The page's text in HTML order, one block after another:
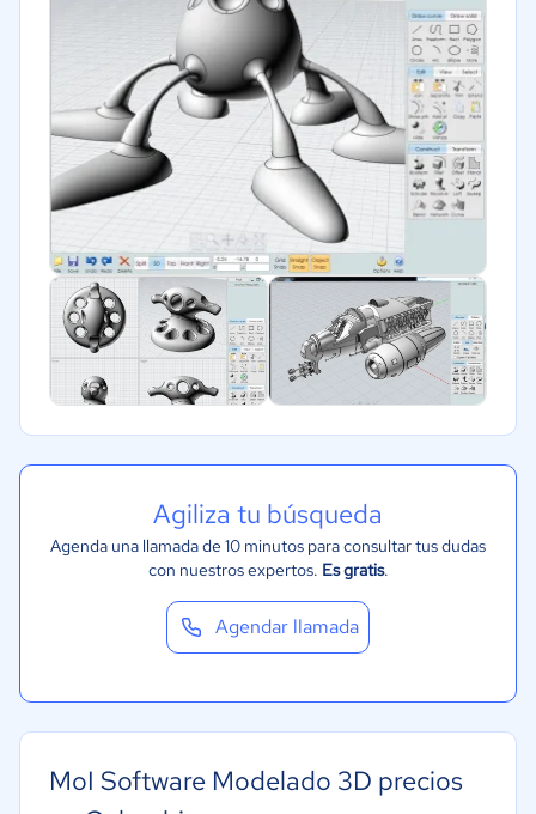
Agiliza tu búsqueda
Agenda una llamada de 10 minutos para consultar tus dudas
con nuestros expertos. Es gratis.
Agendar llamada
MoI Software Modelado 3D precios